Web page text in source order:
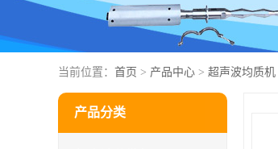
当前位置： 首页 > 产品中心 > 超声波均质机
产品分类